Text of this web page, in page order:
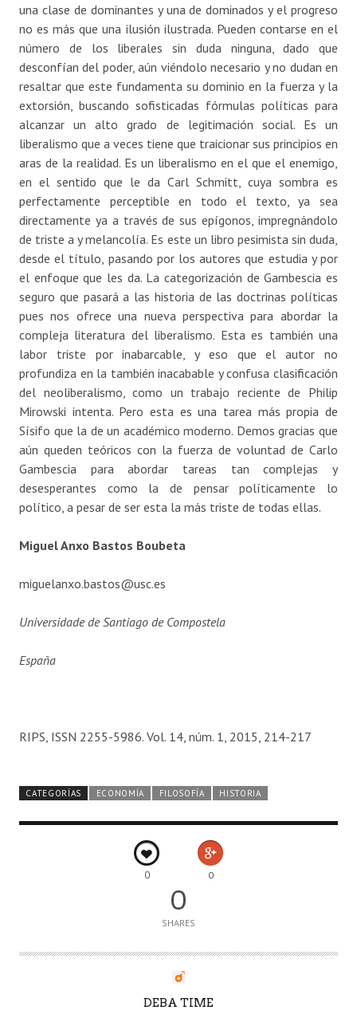
una clase de dominantes y una de dominados y el progreso
no es más que una ilusión ilustrada. Pueden contarse en el
número de los liberales sin duda ninguna, dado que
desconfían del poder, aún viéndolo necesario y no dudan en
resaltar que este fundamenta su dominio en la fuerza y la
extorsión, buscando sofisticadas fórmulas políticas para
alcanzar un alto grado de legitimación social. Es un
liberalismo que a veces tiene que traicionar sus principios en
aras de la realidad. Es un liberalismo en el que el enemigo,
en el sentido que le da Carl Schmitt, cuya sombra es
perfectamente perceptible en todo el texto, ya sea
directamente ya a través de sus epígonos, impregnándolo
de triste a y melancolía. Es este un libro pesimista sin duda,
desde el título, pasando por los autores que estudia y por
el enfoque que les da. La categorización de Gambescia es
seguro que pasará a las historia de las doctrinas políticas
pues nos ofrece una nueva perspectiva para abordar la
compleja literatura del liberalismo. Esta es también una
labor triste por inabarcable, y eso que el autor no
profundiza en la también inacabable y confusa clasificación
del neoliberalismo, como un trabajo reciente de Philip
Mirowski intenta. Pero esta es una tarea más propia de
Sísifo que la de un académico moderno. Demos gracias que
aún queden teóricos con la fuerza de voluntad de Carlo
Gambescia para abordar tareas tan complejas y
desesperantes como la de pensar políticamente lo
político, a pesar de ser esta la más triste de todas ellas.
Miguel Anxo Bastos Boubeta
miguelanxo.bastos@usc.es
Universidade de Santiago de Compostela
España
RIPS, ISSN 2255-5986. Vol. 14, núm. 1, 2015, 214-217
CATEGORÍAS ECONOMÍA FILOSOFÍA HISTORIA
0 0
0
SHARES
DEBA TIME